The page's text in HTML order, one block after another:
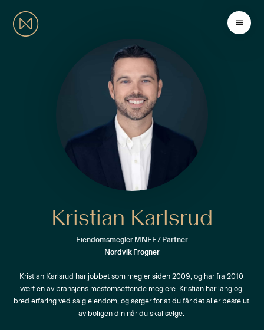
Kristian Karlsrud
Eiendomsmegler MNEF / Partner
Nordvik Frogner
Kristian Karlsrud har jobbet som megler siden 2009, og har fra 2010
vært en av bransjens mestomsettende meglere. Kristian har lang og
bred erfaring ved salg eiendom, og sørger for at du får det aller beste ut
av boligen din når du skal selge.